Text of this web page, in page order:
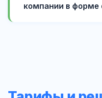
компании в форме